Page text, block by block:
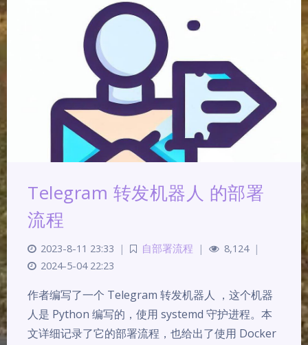
Telegram 转发机器人 的部署
流程
2023-8-11 23:33 | 自部署流程 | 8,124 |
2024-5-04 22:23
作者编写了一个 Telegram 转发机器人 ，这个机器
人是 Python 编写的，使用 systemd 守护进程。本
文详细记录了它的部署流程，也给出了使用 Docker